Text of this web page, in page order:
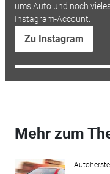
ums Auto und noch
Instagram-Account.
Zu Instagram
Mehr zum